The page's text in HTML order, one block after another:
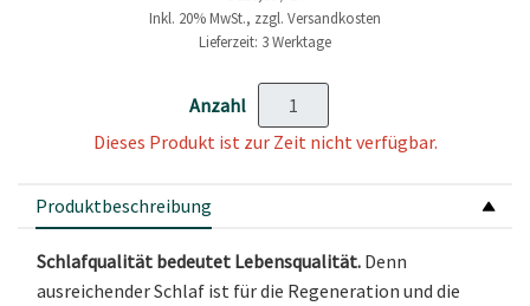
Inkl. 20% MwSt., zzgl. Versandkosten
Lieferzeit: 3 Werktage
Anzahl
Dieses Produkt ist zur Zeit nicht verfügbar.
Produktbeschreibung
Schlafqualität bedeutet Lebensqualität. Denn
ausreichender Schlaf ist für die Regeneration und die